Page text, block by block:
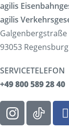
agilis
agilis
Galgenbergstraße
93053 Regensburg
SERVICETELEFON
+49 800 589 28 40